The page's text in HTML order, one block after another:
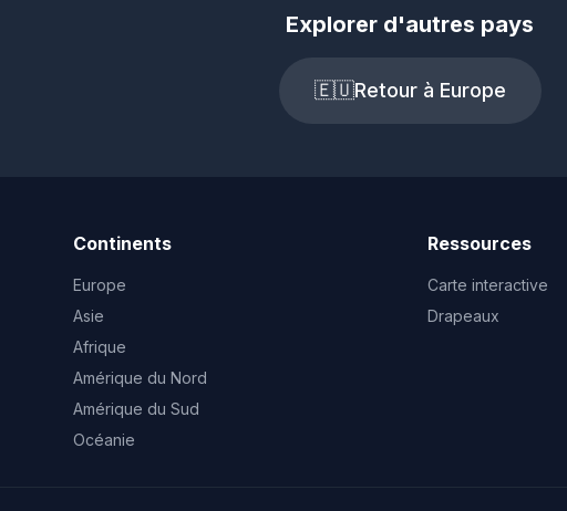
Explorer d'autres pays
🇪🇺Retour à Europe
Continents
Europe
Asie
Afrique
Amérique du Nord
Amérique du Sud
Océanie
Ressources
Carte interactive
Drapeaux